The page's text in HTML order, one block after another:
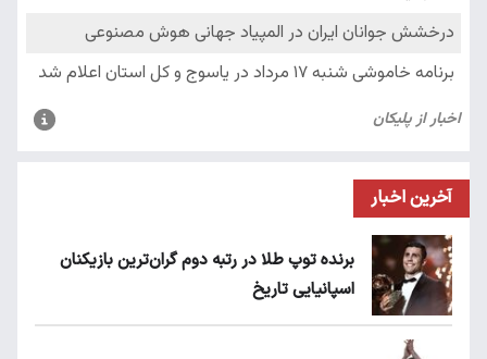
آخرین اخبار
برنده توپ طلا در رتبه دوم گران‌ترین بازیکنان
اسپانیایی تاریخ